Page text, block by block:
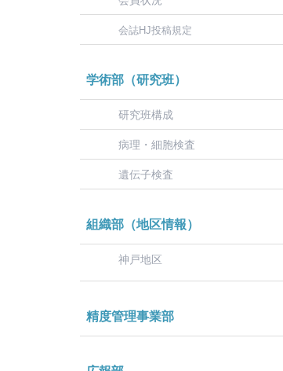
会誌HJ投稿規定
学術部（研究班）
研究班構成
病理・細胞検査
遺伝子検査
組織部（地区情報）
神戸地区
精度管理事業部